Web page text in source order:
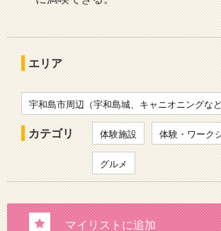
エリア
宇和島市周辺（宇和島城、キャニオニングなど
カテゴリ 体験施設 体験・ワーク
グルメ